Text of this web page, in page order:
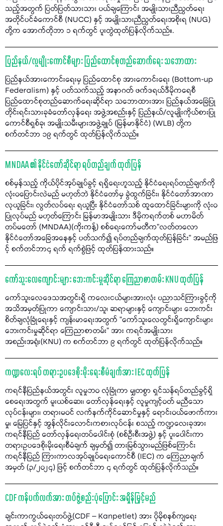
သည့်အတွက် ပြတ်ပြတ်သားသား ပယ်ချကြောင်း အမျိုးသားညီညွတ်ရေး
အတိုင်ပင်ခံကောင်စီ (NUCC) နှင့် အမျိုးသားညီညွတ်ရေးအစိုးရ (NUG)
တို့က အောက်တိုဘာ ၁ ရက်တွင် ပူးတွဲထုတ်ပြန်လိုက်သည်။.
ပြည်နယ်/လူမျိုးကောင်စီများ ပြည်ထောင်စုတည်ဆောက်ရေး သဘောထား
ပြည်နယ်အားကောင်းရေးမှ ပြည်ထောင်စု အားကောင်းရေး (Bottom-up
Federalism) နှင့် ပတ်သက်သည့် အနာဂတ် ဖက်ဒရယ်ဒီမိုကရေစီ
ပြည်ထောင်စုတည်ဆောက်ရေးဆိုင်ရာ သဘောထားအား ပြည်နယ်အခြေပြု
တိုင်းရင်းသားခုခံတော်လှန်ရေး အဖွဲ့အစည်းနှင့် ပြည်နယ်/လူမျိုးကိုယ်စားပြု
ကောင်စီရှစ်ခု၊ အမျိုးသမီးများအဖွဲ့ချုပ် (မြန်မာနိုင်ငံ) (WLB) တို့က
စက်တင်ဘာ ၁၉ ရက်တွင် ထုတ်ပြန်လိုက်သည်။
MNDAA ၏ နိုင်ငံတော်ဆိုင်ရာ ရပ်တည်ချက် ထုတ်ပြန်
စစ်မှန်သည့် ကိုယ်ပိုင်အုပ်ချုပ်ခွင့် ရရှိရေးဟူသည့် နိုင်ငံရေးရပ်တည်ချက်ကို
လုံးဝပြောင်းလဲမည် မဟုတ်ဘဲ နိုင်ငံတော်မှ ခွဲထွက်ခြင်း၊ နိုင်ငံတော်အာဏာ
လုယူခြင်း၊ လွတ်လပ်ရေး ရယူပြီး နိုင်ငံတော်သစ် ထူထောင်ခြင်းများကို လုံးဝ
ပြုလုပ်မည် မဟုတ်ကြောင်း မြန်မာအမျိုးသား ဒီမိုကရက်တစ် မဟာမိတ်
တပ်မတော် (MNDAA)(ကိုးကန့်) စစ်ရေးကော်မတီက"လတ်တလော
နိုင်ငံတော်အခြေအနေနှင့် ပတ်သက်၍ ရပ်တည်ချက်ထုတ်ပြန်ခြင်း" အမည်ဖြ
င့် စက်တင်ဘာ၄ ရက် ရက်စွဲဖြင့် ထုတ်ပြန်ထားသည်။
ကော်သူးလေကျောင်းများ ဘေးကင်းမှုဆိုင်ရာ ကြေညာစာတမ်း KNU ထုတ်ပြန်
ကော်သူးလေဒေသအတွင်းရှိ ကလေးငယ်များအားလုံး ပညာသင်ကြားခွင့်ကို
အသိအမှတ်ပြုကာ ကျောင်းသား/သူ၊ ဆရာများနှင့် ကျောင်းများ ဘေးကင်း
စိတ်ချလုံခြုံရေးနှင့် ကျန်းမာရေးအတွက် "ကော်သူးလေတွင်းရှိကျောင်းများ
ဘေးကင်းမှုဆိုင်ရာ ကြေညာစာတမ်း" အား ကရင်အမျိုးသား
အစည်းအရုံး(KNU) က စက်တင်ဘာ ၉ ရက်တွင် ထုတ်ပြန်လိုက်သည်။
ကဏ္ဍလေးရပ် တရားဥပဒေစိုးမိုးရေးစီမံချက်အား IEC ထုတ်ပြန်
ကရင်နီပြည်နယ်အတွင်း လူမှုဘဝ လုံခြုံကာ မျှတစွာ ရှင်သန်ရပ်တည်ခွင့်ရှိ
စေရေးအတွက် မူးယစ်ဆေး၊ တော်လှန်ရေးနှင့် လူမှုကျင့်ဝတ် မညီသော
လုပ်ငန်းများ၊ တရားမဝင် လက်နက်ကိုင်ဆောင်မှုနှင့် ရောင်းဝယ်ဖောက်ကား
မှု၊ မြေပြင်နှင့် အွန်လိုင်းလောင်းကစားလုပ်ငန်း စသည့် ကဏ္ဍလေးခုအား
ကရင်နီပြည် တော်လှန်ရေးတပ်ပေါင်းစုံ (စစ်ဦးစီးအဖွဲ့) နှင့် ပူးပေါင်းကာ
တရားဥပဒေစိုးမိုးရေးစီမံချက် ချမှတ်၍ တားမြစ်သွားမည်ဖြစ်ကြောင်း
ကရင်နီပြည် ကြားကာလအုပ်ချုပ်ရေးကောင်စီ (IEC) က ကြေညာချက်
အမှတ် (၃/၂၀၂၄) ဖြင့် စက်တင်ဘာ ၄ ရက်တွင် ထုတ်ပြန်လိုက်သည်။
CDF ကန်ပက်လက်အား တပ်ဖွဲ့စည်းပုံပြောင်း အရှိန်မြှင့်မည်
ချင်းကာကွယ်ရေးတပ်ဖွဲ့(CDF – Kanpetlet) အား ပိုမိုစနစ်ကျရေး